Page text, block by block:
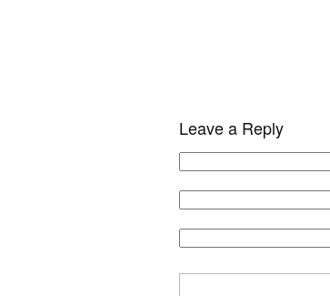
Leave a Reply